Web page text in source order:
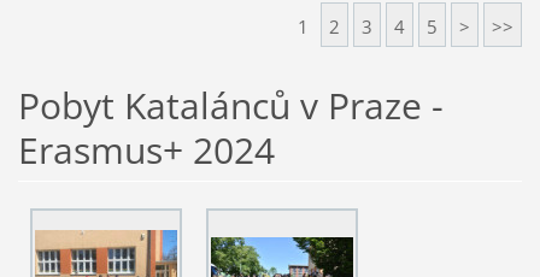
1 2 3 4 5 > >>
Pobyt Katalánců v Praze -
Erasmus+ 2024